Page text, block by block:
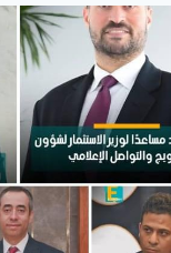
مجلس
الوزراء
.